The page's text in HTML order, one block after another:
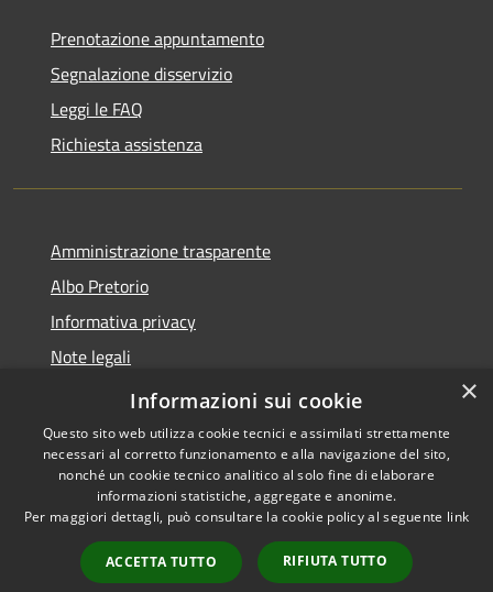
Prenotazione appuntamento
Segnalazione disservizio
Leggi le FAQ
Richiesta assistenza
Amministrazione trasparente
Albo Pretorio
Informativa privacy
Note legali
Dichiarazione di accessibilità
Accessibilità
Copyright © 2026 • Comune di
Fagnano Castello • Powered by
Municipium•
Accesso
redazione
×
Informazioni sui cookie
Questo sito web utilizza cookie tecnici e assimilati strettamente
necessari al corretto funzionamento e alla navigazione del sito,
nonché un cookie tecnico analitico al solo fine di elaborare
informazioni statistiche, aggregate e anonime.
Per maggiori dettagli, può consultare la cookie policy al seguente link
ACCETTA TUTTO RIFIUTA TUTTO